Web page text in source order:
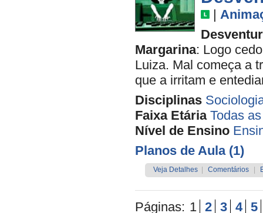
|
Margarina: Logo
Luiza. Mal começa a
que a irritam e
Disciplinas
Faixa Etária Todas
Nível de Ensino
Planos de Aula (1)
Veja Detalhes Comentários
Páginas: 1 2 3 4 5